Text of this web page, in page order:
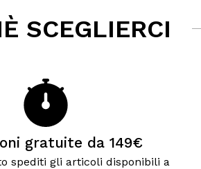
SCEGLIERCI
gratuite da 149€
spediti gli articoli disponibili a